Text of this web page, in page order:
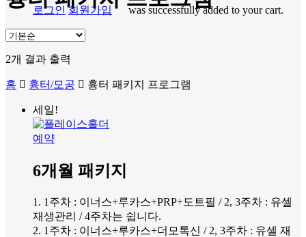
로그인 회원가입 was successfully added to your cart.
2개 결과 출력
홈 흉터/모공 흉터 패키지 프로그램
세일!
예약
6개월 패키지
1. 1주차 : 이너스+루카스+PRP+도트필 / 2, 3주차 : 유셀
재생관리 / 4주차는 쉽니다.
2. 1주차 : 이너스+루카스+더모톡신 / 2, 3주차 : 유셀 재